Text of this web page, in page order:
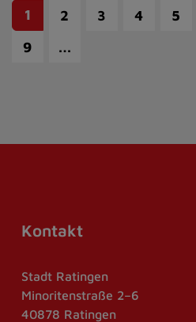
1 2 3 4 5
9
…
Kontakt
Stadt Ratingen
Minoritenstraße 2–6
40878 Ratingen